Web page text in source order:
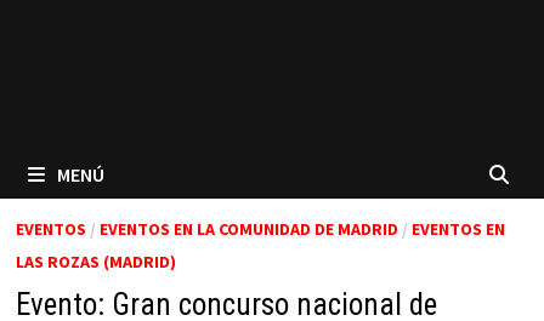
MENÚ
EVENTOS / EVENTOS EN LA COMUNIDAD DE MADRID / EVENTOS EN
LAS ROZAS (MADRID)
Evento: Gran concurso nacional de